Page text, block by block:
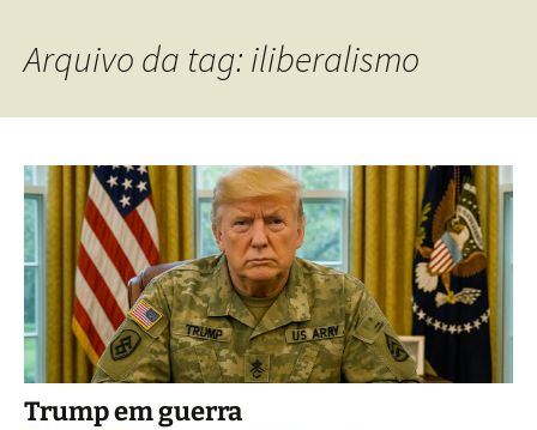
Arquivo da tag: iliberalismo
Trump em guerra